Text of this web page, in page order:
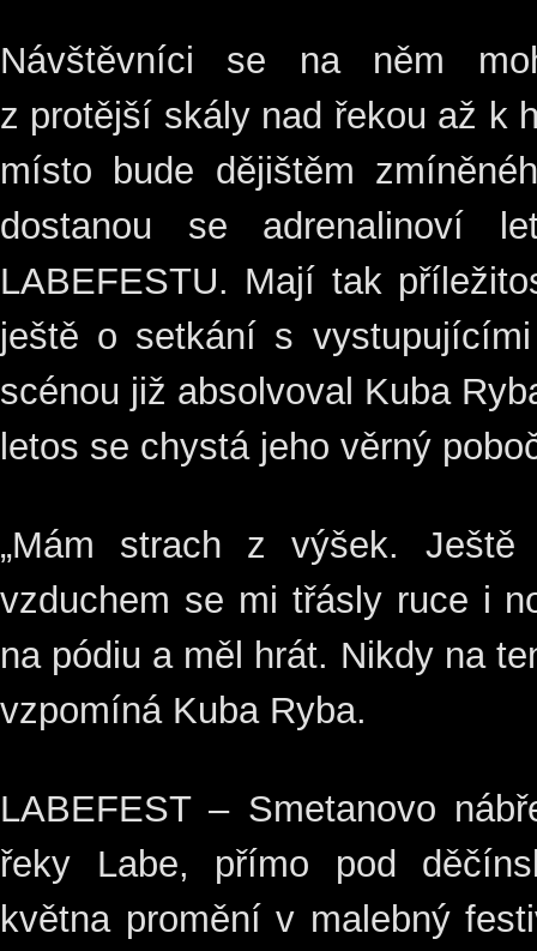
Návštěvníci se na něm
z protější skály nad řekou až k
místo bude dějištěm
dostanou se adrenalinoví
LABEFESTU. Mají tak
ještě o setkání s
scénou již absolvoval Kuba
letos se chystá jeho věrný
„Mám strach z výšek.
vzduchem se mi třásly ruce i
na pódiu a měl hrát. Nikdy na
vzpomíná Kuba Ryba.
LABEFEST – Smetanovo
řeky Labe, přímo pod
května promění v malebný